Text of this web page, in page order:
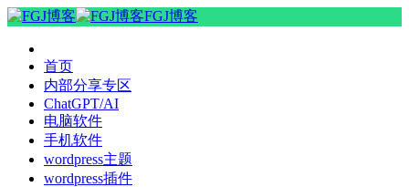
FGJ博客
首页
内部分享专区
ChatGPT/AI
电脑软件
手机软件
wordpress主题
wordpress插件